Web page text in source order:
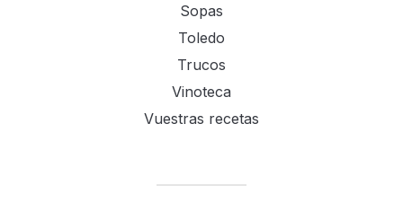
Sopas
Toledo
Trucos
Vinoteca
Vuestras recetas